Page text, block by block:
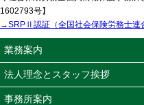
1602793号】
→SRPⅡ認証（全国社会保険労務士連
業務案内
法人理念とスタッフ挨拶
事務所案内